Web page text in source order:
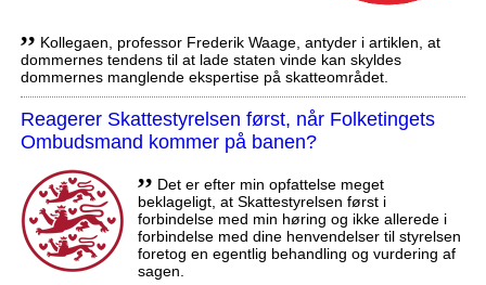
,, Kollegaen, professor Frederik Waage, antyder i artiklen, at
dommernes tendens til at lade staten vinde kan skyldes
dommernes manglende ekspertise på skatteområdet.
Reagerer Skattestyrelsen først, når Folketingets
Ombudsmand kommer på banen?
,, Det er efter min opfattelse meget
beklageligt, at Skattestyrelsen først i
forbindelse med min høring og ikke allerede i
forbindelse med dine henvendelser til styrelsen
foretog en egentlig behandling og vurdering af
sagen.